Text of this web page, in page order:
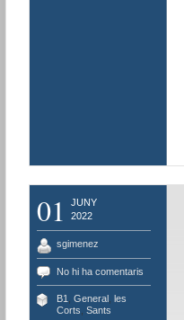
01
JUNY
2022
sgimenez
No hi ha comentaris
B1 General
les
Corts Sants